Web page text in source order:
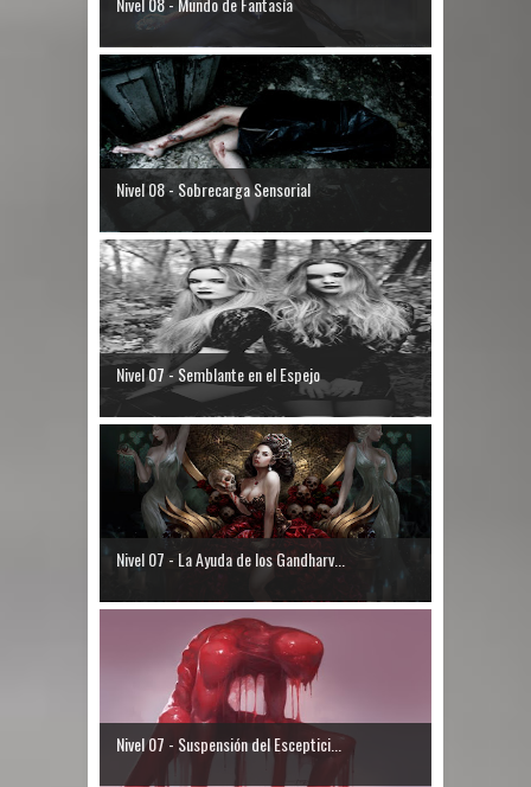
Nivel 08 - Sobrecarga Sensorial
Nivel 07 - Semblante en el Espejo
Nivel 07 - La Ayuda de los Gandharv...
Nivel 07 - Suspensión del Esceptici...